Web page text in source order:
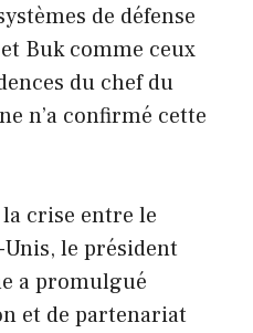
de défense
Buk comme ceux
du chef du
n’a confirmé cette
crise entre le
le président
a promulgué
et de partenariat